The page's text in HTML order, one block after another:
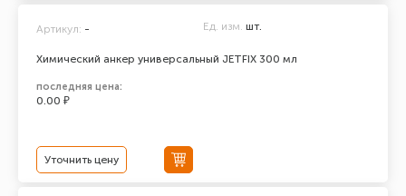
Химический анкер универсальный JETFIX 300 мл
Артикул: - Ед. изм. шт.
последняя цена:
0.00 ₽
Уточнить цену